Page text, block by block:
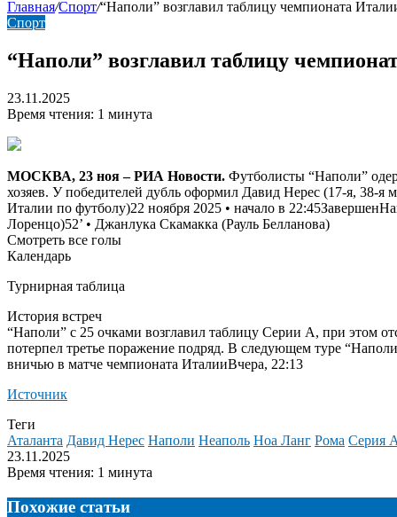
Главная/Спорт/“Наполи” возглавил таблицу чемпионата
Спорт
“Наполи” возглавил таблицу
23.11.2025
Время чтения: 1 минута
МОСКВА, 23 ноя – РИА Новости. Футболисты “Наполи”
хозяев. У победителей дубль оформил Давид Нерес (17-я, 38-
Италии по футболу)22 ноября 2025 • начало в 22:45Завершен
Лоренцо)52‎’‎ • Джанлука Скамакка (Рауль Белланова)
Смотреть все голы
Календарь
Турнирная таблица
История встреч
“Наполи” с 25 очками возглавил таблицу Серии А, при этом
потерпел третье поражение подряд. В следующем туре
вничью в матче чемпионата ИталииВчера, 22:13
Источник
Теги
Аталанта Давид Нерес Наполи Неаполь Ноа Ланг Рома Серия
23.11.2025
Время чтения: 1 минута
Похожие статьи